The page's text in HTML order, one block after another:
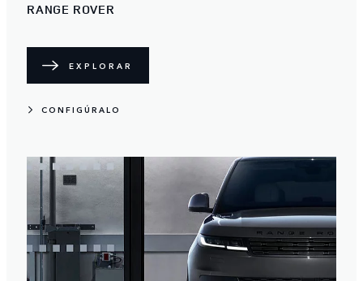
RANGE ROVER
EXPLORAR
CONFIGÚRALO